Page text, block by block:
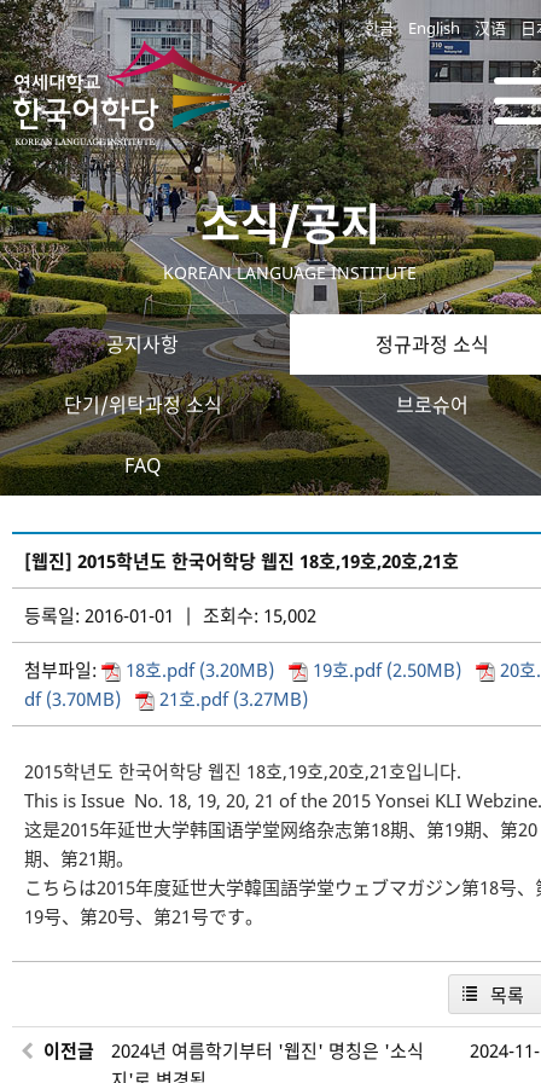
한글 English 汉语 日
소식/공지
KOREAN LANGUAGE INSTITUTE
공지사항 정규과정 소식
단기/위탁과정 소식 브로슈어
FAQ
[웹진] 2015학년도 한국어학당 웹진 18호,19호,20호,21호
등록일: 2016-01-01 | 조회수: 15,002
첨부파일: 18호.pdf (3.20MB) 19호.pdf (2.50MB)
20
df (3.70MB)
21호.pdf (3.27MB)
2015학년도 한국어학당 웹진 18호,19호,20호,21호입니다.
This is Issue No. 18, 19, 20, 21 of the 2015 Yonsei KLI Webzine.
这是2015年延世大学韩国语学堂网络杂志第18期、第19期、第20
期、第21期。
こちらは2015年度延世大学韓国語学堂ウェブマガジン第18号、
19号、第20号、第21号です。
목록
이전글
2024년 여름학기부터 '웹진' 명칭은 '소식
2024-